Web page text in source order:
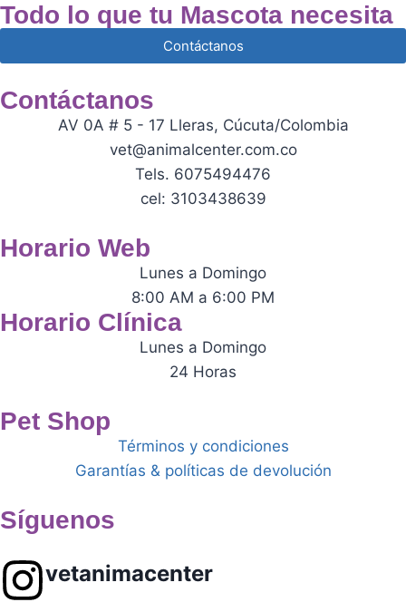
Todo lo que tu Mascota necesita
Contáctanos
Contáctanos
AV 0A # 5 - 17 Lleras, Cúcuta/Colombia
vet@animalcenter.com.co
Tels. 6075494476
cel: 3103438639
Horario Web
Lunes a Domingo
8:00 AM a 6:00 PM
Horario Clínica
Lunes a Domingo
24 Horas
Pet Shop
Términos y condiciones
Garantías & políticas de devolución
Síguenos
vetanimacenter